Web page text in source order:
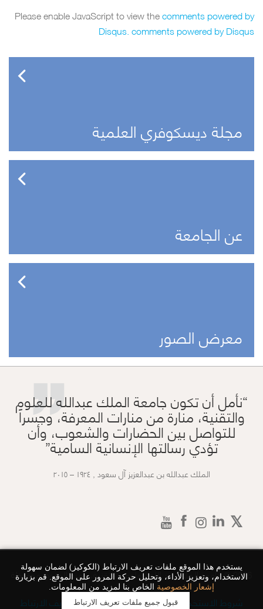
يستخدم هذا الموقع ملفات تعريف الارتباط (الكوكيز) لضمان سهولة
الاستخدام، وتعزيز الأداء، وتحليل حركة المرور على الموقع. قم بزيارة
إشعار الخصوصية الخاص بنا لمزيد من المعلومات.
قبول جميع ملفات تعريف الارتباط
Please enable JavaScript to view thecomments powered by
Disqus.comments powered byDisqus
مجلة ديسكوفري العلمية
عن الجامعة
معرض الصور ”
نأمل أن تكون جامعة الملك عبدالله للعلوم
والتقنية، منارة من منارات المعرفة، وجسراً
للتواصل بين الحضارات والشعوب، وأن
تؤدي رسالتها الإنسانية السامية
الملك عبدالله بن عبدالعزيز آل سعود , ١٩٢٤ – ٢٠١٥
2026 © جامعة الملك عبد الله للعلوم و التقنية، جميع الحقوق محفوظة
شروط الاستخدام سياسة الخصوصية ملفات تعريف الارتباط